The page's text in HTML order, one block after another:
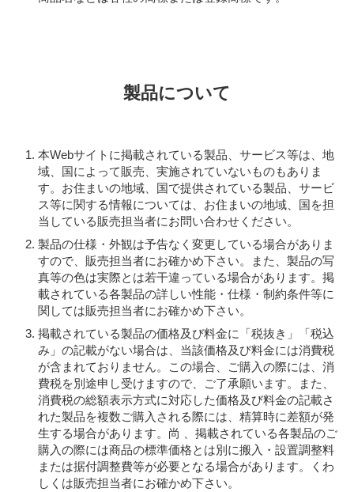
製品について
本Webサイトに掲載されている製品、サービス等は、地
域、国によって販売、実施されていないものもありま
す。お住まいの地域、国で提供されている製品、サービ
ス等に関する情報については、お住まいの地域、国を担
当している販売担当者にお問い合わせください。
製品の仕様・外観は予告なく変更している場合がありま
すので、販売担当者にお確かめ下さい。また、製品の写
真等の色は実際とは若干違っている場合があります。掲
載されている各製品の詳しい性能・仕様・制約条件等に
関しては販売担当者にお確かめ下さい。
掲載されている製品の価格及び料金に「税抜き」「税込
み」の記載がない場合は、当該価格及び料金には消費税
が含まれておりません。この場合、ご購入の際には、消
費税を別途申し受けますので、ご了承願います。また、
消費税の総額表示方式に対応した価格及び料金の記載さ
れた製品を複数ご購入される際には、精算時に差額が発
生する場合があります。尚 、掲載されている各製品のご
購入の際には商品の標準価格とは別に搬入・設置調整料
または据付調整費等が必要となる場合があります。くわ
しくは販売担当者にお確かめ下さい。